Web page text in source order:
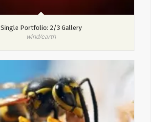
Single Portfolio: 2/3 Gallery
wind/earth